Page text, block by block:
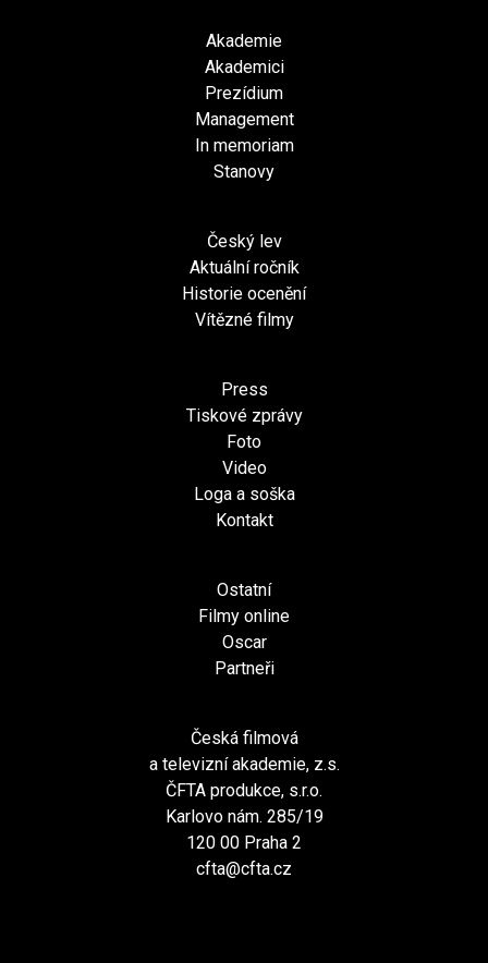
Akademie
Akademici
Prezídium
Management
In memoriam
Stanovy
Český lev
Aktuální ročník
Historie ocenění
Vítězné filmy
Press
Tiskové zprávy
Foto
Video
Loga a soška
Kontakt
Ostatní
Filmy online
Oscar
Partneři
Česká filmová
a televizní akademie, z.s.
ČFTA produkce, s.r.o.
Karlovo nám. 285/19
120 00 Praha 2
cfta@cfta.cz